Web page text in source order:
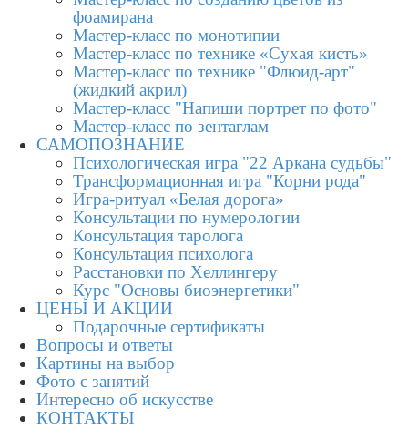
фоамирана
Мастер-класс по монотипии
Мастер-класс по технике «Сухая кисть»
Мастер-класс по технике "Флюид-арт"
(жидкий акрил)
Мастер-класс "Напиши портрет по фото"
Мастер-класс по зентаглам
САМОПОЗНАНИЕ
Психологическая игра "22 Аркана судьбы"
Трансформационная игра "Корни рода"
Игра-ритуал «Белая дорога»
Консультации по нумерологии
Консультация таролога
Консультация психолога
Расстановки по Хеллингеру
Курс "Основы биоэнергетики"
ЦЕНЫ И АКЦИИ
Подарочные сертификаты
Вопросы и ответы
Картины на выбор
Фото с занятий
Интересно об искусстве
КОНТАКТЫ